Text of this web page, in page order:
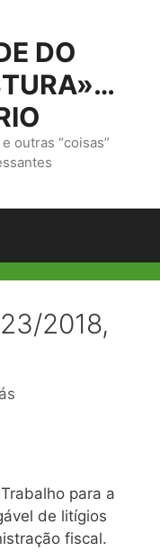
DO
outras “coisas”
2018,
para a
de litígios
fiscal.